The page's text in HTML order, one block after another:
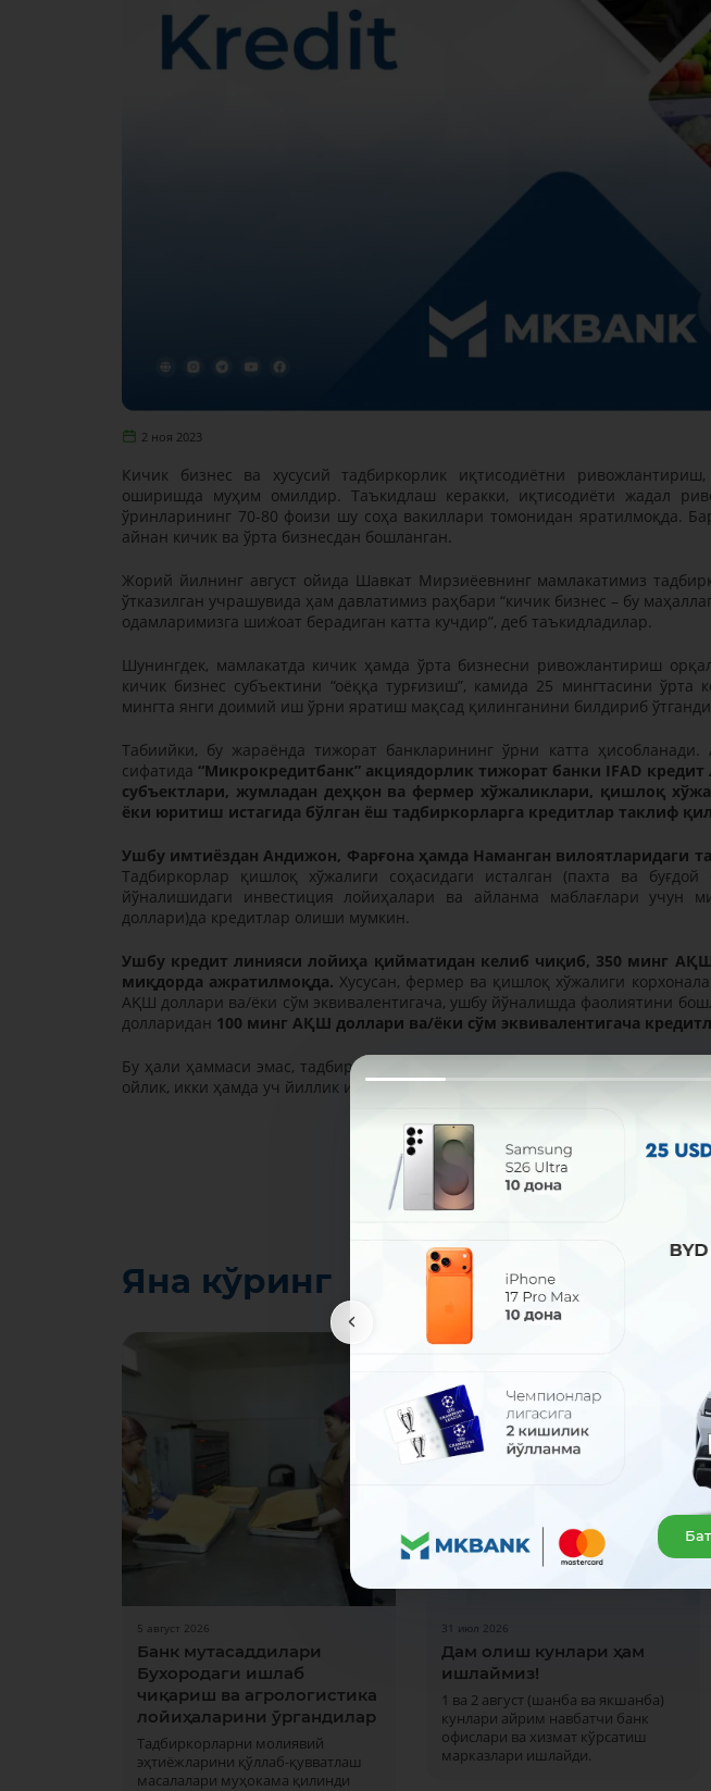
2 ноя 2023
Кичик бизнес ва хусусий тадбиркорлик иқтисодиётни
оширишда муҳим омилдир. Таъкидлаш керакки, иқтисодиёти жадал
ўринларининг 70-80 фоизи шу соҳа вакиллари томонидан яратилмоқда.
айнан кичик ва ўрта бизнесдан бошланган.
Жорий йилнинг август ойида Шавкат Мирзиёевнинг мамлакатимиз
ўтказилган учрашувида ҳам давлатимиз раҳбари “кичик бизнес – бу
одамларимизга шиж́оат берадиган катта кучдир”, деб таъкидладилар.
Шунингдек, мамлакатда кичик ҳамда ўрта бизнесни ривожлантириш
кичик бизнес субъектини “оёққа турғизиш”, камида 25 мингтасини ўрта
мингта янги доимий иш ўрни яратиш мақсад қилинганини билдириб
Табиийки, бу жараёнда тижорат банкларининг ўрни катта
сифатида“Микрокредитбанк” акциядорлик тижорат банки IFAD
субъектлари, жумладан деҳқон ва фермер хўжаликлари, қишлоқ
ёки юритиш истагида бўлган ёш тадбиркорларга кредитлар таклиф
Ушбу имтиёздан Aндижон, Фарғона ҳамда Наманган вилоятларидаги
Тадбиркорлар қишлоқ хўжалиги соҳасидаги исталган (пахта ва
йўналишидаги инвестиция лойиҳалари ва айланма маблағлари учун
доллари)да кредитлар олиши мумкин.
Ушбу кредит линияси лойиҳа қийматидан келиб чиқиб, 350 минг
миқдорда ажратилмоқда. Хусусан, фермер ва қишлоқ хўжалиги
AҚШ доллари ва/ёки сўм эквивалентигача, ушбу йўналишда фаолиятини
долларидан 100 минг AҚШ доллари ва/ёки сўм эквивалентигача
Бу ҳали ҳаммаси эмас, тадбиркорлар ўз бизнесини фаол тарзда
ойлик, икки ҳамда уч йиллик имтиёзли давр билан ўн йил муддатгача
Яна кўринг
5 август 2026
Банк мутасаддилари
Бухородаги ишлаб
чиқариш ва агрологистика
лойиҳаларини ўргандилар
Тадбиркорларни молиявий
эҳтиёжларини қўллаб-қувватлаш
масалалари муҳокама қилинди
31 июл 2026
Дам олиш кунлари ҳам
ишлаймиз!
1 ва 2 август (шанба ва якшанба)
кунлари айрим навбатчи банк
офислари ва хизмат кўрсатиш
марказлари ишлайди.